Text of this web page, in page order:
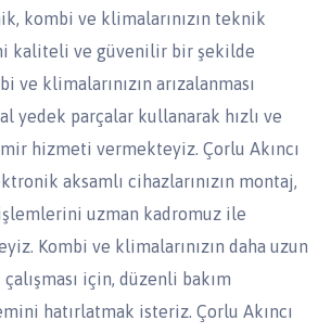
kombi ve klimalarınızın teknik
kaliteli ve güvenilir bir şekilde
ve klimalarınızın arızalanması
yedek parçalar kullanarak hızlı ve
hizmeti vermekteyiz. Çorlu Akıncı
aksamlı cihazlarınızın montaj,
işlemlerini uzman kadromuz ile
Kombi ve klimalarınızın daha uzun
için, düzenli bakım
hatırlatmak isteriz. Çorlu Akıncı